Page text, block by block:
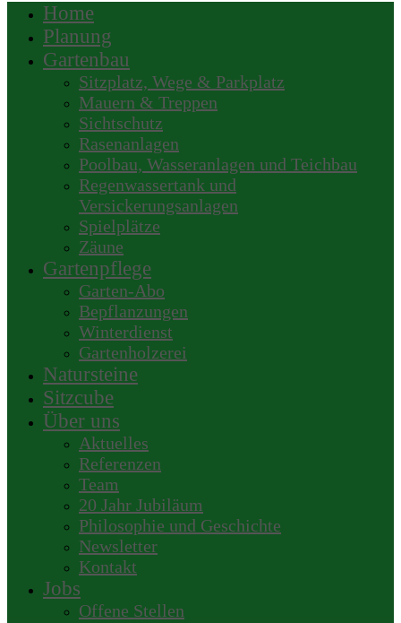
Home
Planung
Gartenbau
Sitzplatz, Wege & Parkplatz
Mauern & Treppen
Sichtschutz
Rasenanlagen
Poolbau, Wasseranlagen und Teichbau
Regenwassertank und
Versickerungsanlagen
Spielplätze
Zäune
Gartenpflege
Garten-Abo
Bepflanzungen
Winterdienst
Gartenholzerei
Natursteine
Sitzcube
Über uns
Aktuelles
Referenzen
Team
20 Jahr Jubiläum
Philosophie und Geschichte
Newsletter
Kontakt
Jobs
Offene Stellen